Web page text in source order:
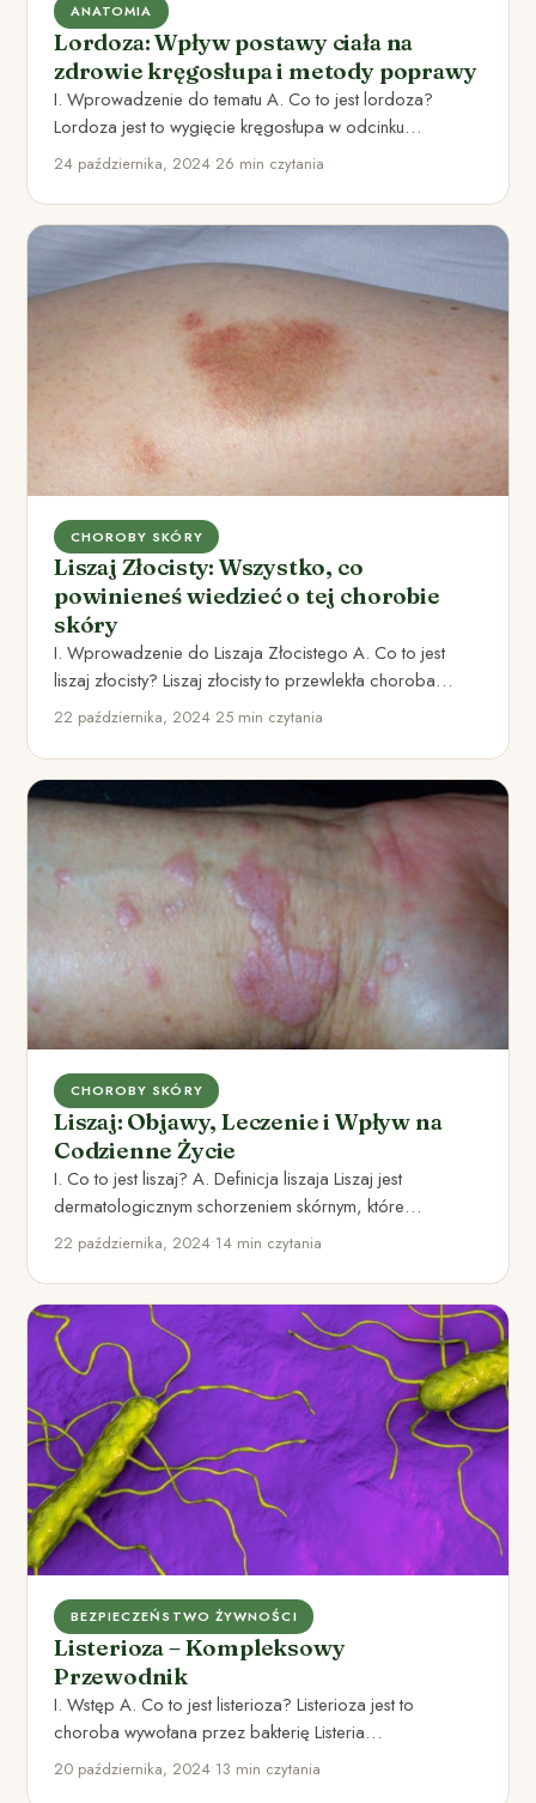
ANATOMIA
Lordoza: Wpływ postawy ciała na
zdrowie kręgosłupa i metody poprawy
I. Wprowadzenie do tematu A. Co to jest lordoza?
Lordoza jest to wygięcie kręgosłupa w odcinku
lędźwiowym, które…
24 października, 2024•26 min czytania
CHOROBY SKÓRY
Liszaj Złocisty: Wszystko, co
powinieneś wiedzieć o tej chorobie
skóry
I. Wprowadzenie do Liszaja Złocistego A. Co to jest
liszaj złocisty? Liszaj złocisty to przewlekła choroba
skóry, która…
22 października, 2024•25 min czytania
CHOROBY SKÓRY
Liszaj: Objawy, Leczenie i Wpływ na
Codzienne Życie
I. Co to jest liszaj? A. Definicja liszaja Liszaj jest
dermatologicznym schorzeniem skórnym, które
charakteryzuje się różnorodnymi objawami…
22 października, 2024•14 min czytania
BEZPIECZEŃSTWO ŻYWNOŚCI
Listerioza – Kompleksowy
Przewodnik
I. Wstęp A. Co to jest listerioza? Listerioza jest to
choroba wywołana przez bakterię Listeria
monocytogenes. Jest to…
20 października, 2024•13 min czytania